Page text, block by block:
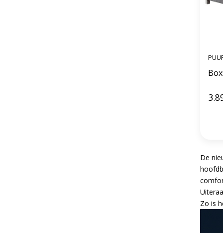
De
Zo is